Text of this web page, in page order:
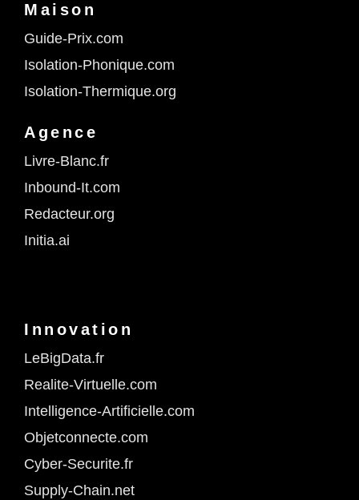
Maison
Guide-Prix.com
Isolation-Phonique.com
Isolation-Thermique.org
Agence
Livre-Blanc.fr
Inbound-It.com
Redacteur.org
Initia.ai
Innovation
LeBigData.fr
Realite-Virtuelle.com
Intelligence-Artificielle.com
Objetconnecte.com
Cyber-Securite.fr
Supply-Chain.net